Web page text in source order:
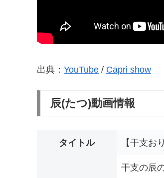
出典： YouTube / Capri show
辰(たつ)動画情報
タイトル 【干支
干支の辰